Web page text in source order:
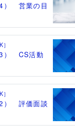
） 営業の目
） CS活動
） 評価面談